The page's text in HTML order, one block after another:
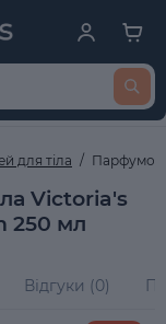
для тіла
Victoria's
250 мл
Відгуки (0)